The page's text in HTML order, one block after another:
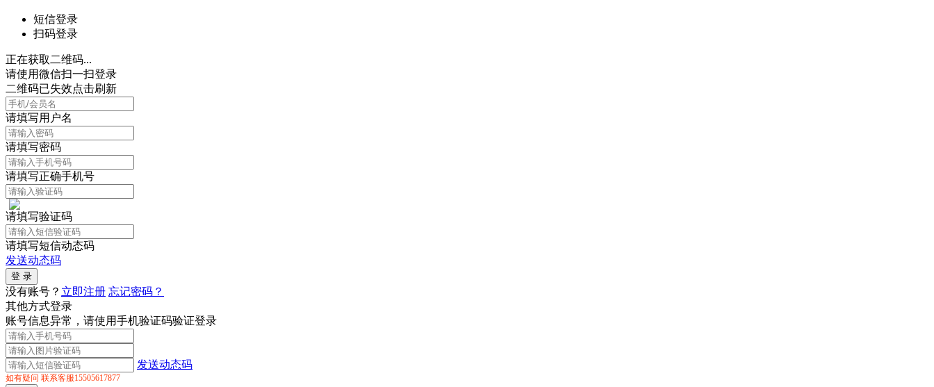
短信登录
扫码登录
正在获取二维码...
请使用微信扫一扫登录
二维码已失效点击刷新
请填写用户名
请填写密码
请填写正确手机号
请填写验证码
请填写短信动态码
发送动态码
没有账号？ 立即注册 忘记密码？
其他方式登录
账号信息异常，请使用手机验证码验证登录
发送动态码
如有疑问 联系客服15505617877